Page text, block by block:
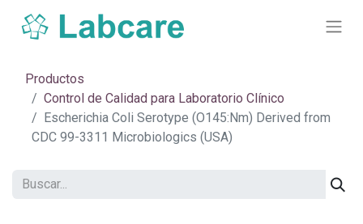
Productos
Control de Calidad para Laboratorio Clínico
Escherichia Coli Serotype (O145:Nm) Derived from
CDC 99-3311 Microbiologics (USA)